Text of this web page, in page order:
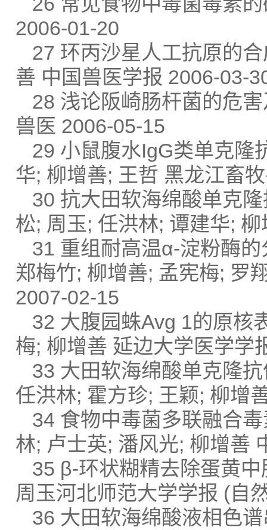
2006-01-20
27 环丙沙星人工抗原的
善 中国兽医学报 2006-03-
28 浅论阪崎肠杆菌的危
兽医 2006-05-15
29 小鼠腹水IgG类单克隆
华; 柳增善; 王哲 黑龙江畜
30 抗大田软海绵酸单克
松; 周玉; 任洪林; 谭建华;
31 重组耐高温α-淀粉酶
郑梅竹; 柳增善; 孟宪梅; 罗
2007-02-15
32 大腹园蛛Avg 1的原核
梅; 柳增善 延边大学医学学
33 大田软海绵酸单克隆
任洪林; 霍方珍; 王颖; 柳增
34 食物中毒菌多联融合
林; 卢士英; 潘风光; 柳增善
35 β-环状糊精去除蛋黄
周玉河北师范大学学报 (自
36 大田软海绵酸液相色